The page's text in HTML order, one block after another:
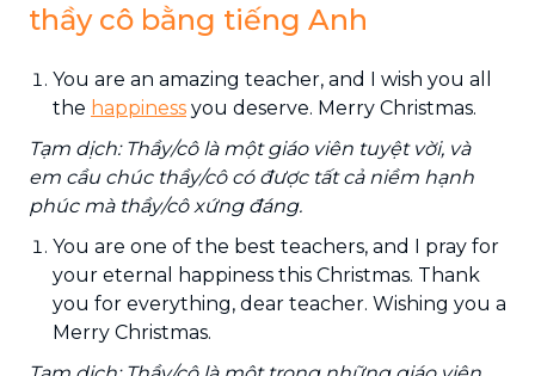
thầy cô bằng tiếng Anh
You are an amazing teacher, and I wish you all
the happiness you deserve. Merry Christmas.
Tạm dịch: Thầy/cô là một giáo viên tuyệt vời, và
em cầu chúc thầy/cô có được tất cả niềm hạnh
phúc mà thầy/cô xứng đáng.
You are one of the best teachers, and I pray for
your eternal happiness this Christmas. Thank
you for everything, dear teacher. Wishing you a
Merry Christmas.